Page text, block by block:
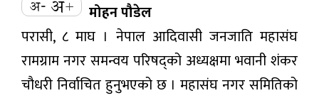
मोहन पौडेल
परासी, ८ माघ । नेपाल आदिवासी जनजाति महासंघ
रामग्राम नगर समन्वय परिषद्को अध्यक्षमा भवानी शंकर
चौधरी निर्वाचित हुनुभएको छ । महासंघ नगर समितिको